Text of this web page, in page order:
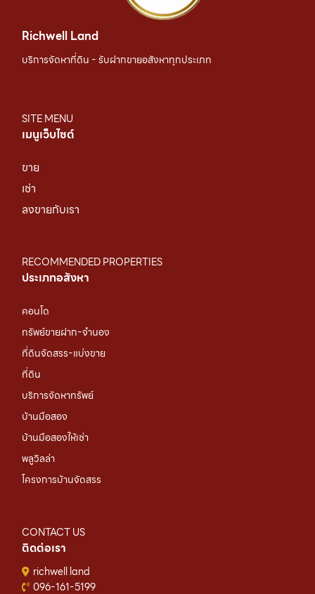
Richwell Land
บริการจัดหาที่ดิน - รับฝากขายอสังหาทุกประเภท
SITE MENU
เมนูเว็บไซต์
ขาย
เช่า
ลงขายกับเรา
RECOMMENDED PROPERTIES
ประเภทอสังหา
คอนโด
ทรัพย์ขายฝาก-จำนอง
ที่ดินจัดสรร-แบ่งขาย
ที่ดิน
บริการจัดหาทรัพย์
บ้านมือสอง
บ้านมือสองให้เช่า
พลูวิลล่า
โครงการบ้านจัดสรร
CONTACT US
ติดต่อเรา
richwell land
096-161-5199